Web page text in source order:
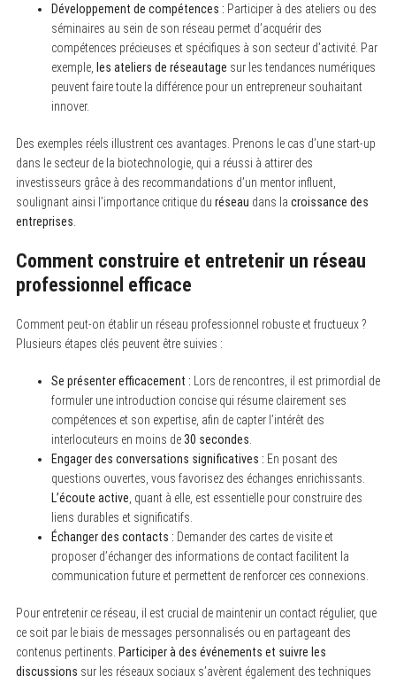
Développement de compétences : Participer à des ateliers ou des
séminaires au sein de son réseau permet d’acquérir des
compétences précieuses et spécifiques à son secteur d’activité. Par
exemple, les ateliers de réseautage sur les tendances numériques
peuvent faire toute la différence pour un entrepreneur souhaitant
innover.
Des exemples réels illustrent ces avantages. Prenons le cas d’une start-up
dans le secteur de la biotechnologie, qui a réussi à attirer des
investisseurs grâce à des recommandations d’un mentor influent,
soulignant ainsi l’importance critique du réseau dans la croissance des
entreprises
Comment construire et entretenir un réseau
professionnel efficace
Comment peut-on établir un réseau professionnel robuste et fructueux ?
Plusieurs étapes clés peuvent être suivies :
Se présenter efficacement : Lors de rencontres, il est primordial de
formuler une introduction concise qui résume clairement ses
compétences et son expertise, afin de capter l’intérêt des
interlocuteurs en moins de30 secondes
Engager des conversations significatives : En posant des
questions ouvertes, vous favorisez des échanges enrichissants.
L’écoute active , quant à elle, est essentielle pour construire des
liens durables et significatifs.
Échanger des contacts : Demander des cartes de visite et
proposer d’échanger des informations de contact facilitent la
communication future et permettent de renforcer ces connexions.
Pour entretenir ce réseau, il est crucial de maintenir un contact régulier, que
ce soit par le biais de messages personnalisés ou en partageant des
contenus pertinents. Participer à des événements et suivre les
discussions sur les réseaux sociaux s’avèrent également des techniques
S
e
r
c
r